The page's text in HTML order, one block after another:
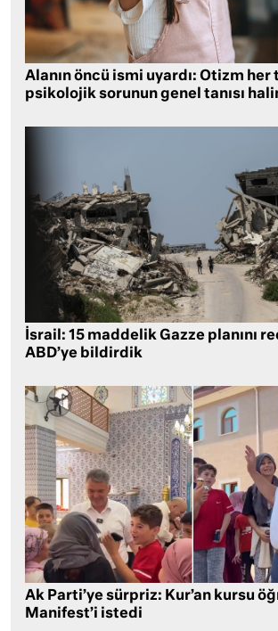
Alanın öncü ismi uyardı: Otizm her
psikolojik sorunun genel tanısı
İsrail: 15 maddelik Gazze planını
ABD’ye bildirdik
Ak Parti’ye sürpriz: Kur’an kursu
Manifest’i istedi